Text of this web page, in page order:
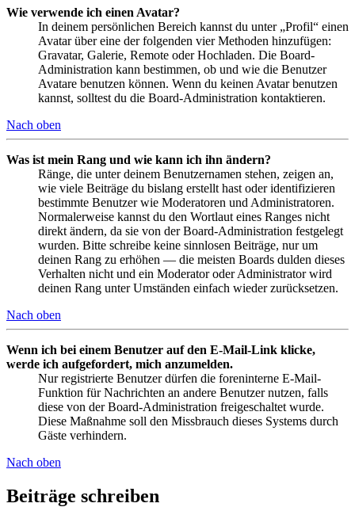
Wie verwende ich einen Avatar?
In deinem persönlichen Bereich kannst du unter „Profil“ einen
Avatar über eine der folgenden vier Methoden hinzufügen:
Gravatar, Galerie, Remote oder Hochladen. Die Board-
Administration kann bestimmen, ob und wie die Benutzer
Avatare benutzen können. Wenn du keinen Avatar benutzen
kannst, solltest du die Board-Administration kontaktieren.
Nach oben
Was ist mein Rang und wie kann ich ihn ändern?
Ränge, die unter deinem Benutzernamen stehen, zeigen an,
wie viele Beiträge du bislang erstellt hast oder identifizieren
bestimmte Benutzer wie Moderatoren und Administratoren.
Normalerweise kannst du den Wortlaut eines Ranges nicht
direkt ändern, da sie von der Board-Administration festgelegt
wurden. Bitte schreibe keine sinnlosen Beiträge, nur um
deinen Rang zu erhöhen — die meisten Boards dulden dieses
Verhalten nicht und ein Moderator oder Administrator wird
deinen Rang unter Umständen einfach wieder zurücksetzen.
Nach oben
Wenn ich bei einem Benutzer auf den E-Mail-Link klicke,
werde ich aufgefordert, mich anzumelden.
Nur registrierte Benutzer dürfen die foreninterne E-Mail-
Funktion für Nachrichten an andere Benutzer nutzen, falls
diese von der Board-Administration freigeschaltet wurde.
Diese Maßnahme soll den Missbrauch dieses Systems durch
Gäste verhindern.
Nach oben
Beiträge schreiben